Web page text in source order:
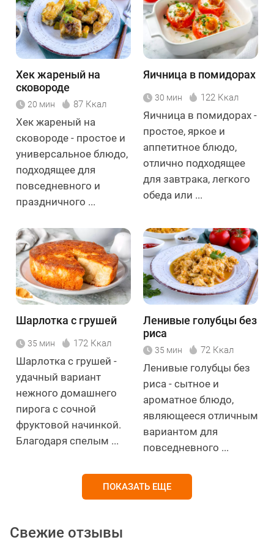
Хек жареный на
сковороде
20 мин 87 Ккал
Хек жареный на
сковороде - простое и
универсальное блюдо,
подходящее для
повседневного и
праздничного ...
Яичница в помидорах
30 мин 122 Ккал
Яичница в помидорах -
простое, яркое и
аппетитное блюдо,
отлично подходящее
для завтрака, легкого
обеда или ...
Шарлотка с грушей
35 мин 172 Ккал
Шарлотка с грушей -
удачный вариант
нежного домашнего
пирога с сочной
фруктовой начинкой.
Благодаря спелым ...
Ленивые голубцы без
риса
35 мин 72 Ккал
Ленивые голубцы без
риса - сытное и
ароматное блюдо,
являющееся отличным
вариантом для
повседневного ...
ПОКАЗАТЬ ЕЩЕ
Свежие отзывы